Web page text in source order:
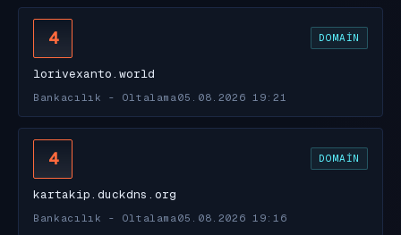
4 DOMAIN
lorivexanto.world
Bankacılık - Oltalama 05.08.2026 19:21
4 DOMAIN
kartakip.duckdns.org
Bankacılık - Oltalama 05.08.2026 19:16